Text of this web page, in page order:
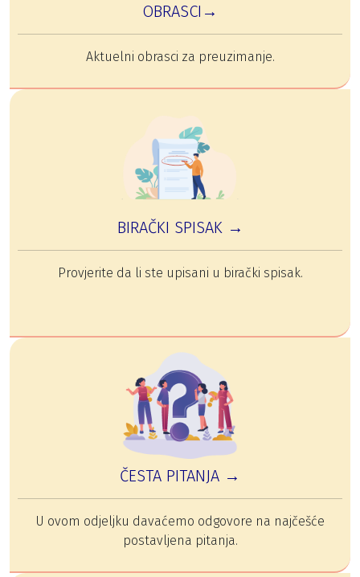
OBRASCI→
Aktuelni obrasci za preuzimanje.
BIRAČKI SPISAK →
Provjerite da li ste upisani u birački spisak.
ČESTA PITANJA →
U ovom odjeljku davaćemo odgovore na najčešće
postavljena pitanja.